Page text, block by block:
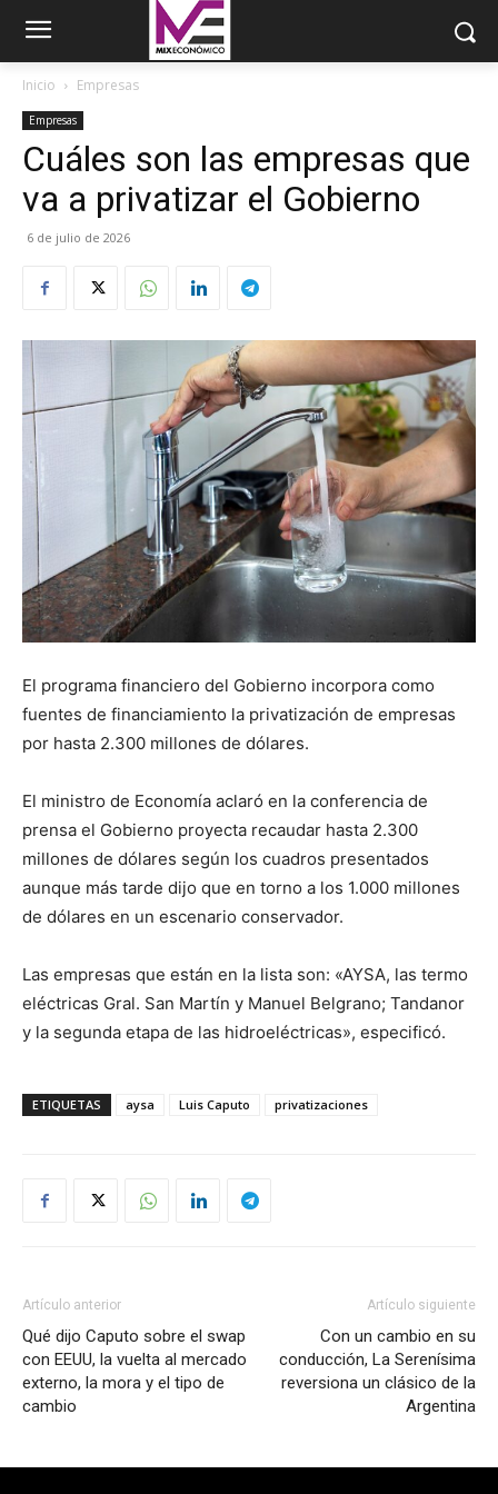
Inicio Empresas
Empresas
Cuáles son las empresas que
va a privatizar el Gobierno
6 de julio de 2026
El programa financiero del Gobierno incorpora como
fuentes de financiamiento la privatización de empresas
por hasta 2.300 millones de dólares.
El ministro de Economía aclaró en la conferencia de
prensa el Gobierno proyecta recaudar hasta 2.300
millones de dólares según los cuadros presentados
aunque más tarde dijo que en torno a los 1.000 millones
de dólares en un escenario conservador.
Las empresas que están en la lista son: «AYSA, las termo
eléctricas Gral. San Martín y Manuel Belgrano; Tandanor
y la segunda etapa de las hidroeléctricas», especificó.
ETIQUETAS aysa Luis Caputo privatizaciones
Artículo anterior
Qué dijo Caputo sobre el swap
con EEUU, la vuelta al mercado
externo, la mora y el tipo de
cambio
Artículo siguiente
Con un cambio en su
conducción, La Serenísima
reversiona un clásico de la
Argentina